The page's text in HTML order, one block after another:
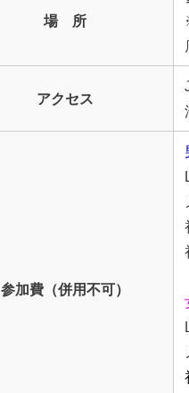
場 所
アクセス
参加費（併用不可）